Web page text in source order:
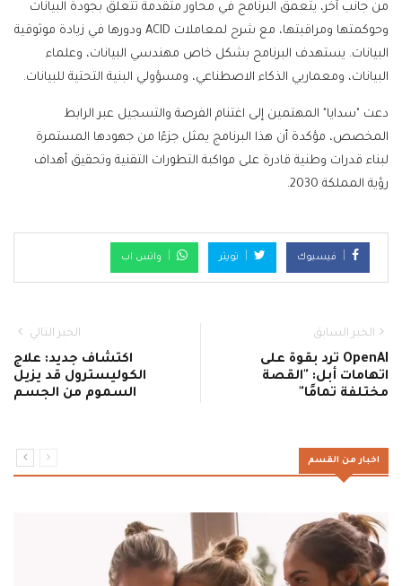
من جانب آخر، يتعمق البرنامج في محاور متقدمة تتعلق بجودة البيانات
وحوكمتها ومراقبتها، مع شرح لمعاملات ACID ودورها في زيادة موثوقية
البيانات. يستهدف البرنامج بشكل خاص مهندسي البيانات، وعلماء
البيانات، ومعماريي الذكاء الاصطناعي، ومسؤولي البنية التحتية للبيانات.
دعت "سدايا" المهتمين إلى اغتنام الفرصة والتسجيل عبر الرابط
المخصص، مؤكدة أن هذا البرنامج يمثل جزءًا من جهودها المستمرة
لبناء قدرات وطنية قادرة على مواكبة التطورات التقنية وتحقيق أهداف
رؤية المملكة 2030.
فيسبوك تويتر واتس اب
الخبر السابق
OpenAI ترد بقوة على
اتهامات أبل: "القصة
مختلفة تمامًا"
الخبر التالي
اكتشاف جديد: علاج
الكوليسترول قد يزيل
السموم من الجسم
اخبار من القسم